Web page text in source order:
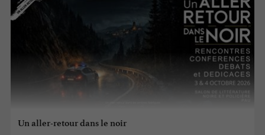
Un aller-retour dans le noir